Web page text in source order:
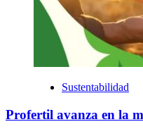
Sustentabilidad
Profertil avanza en la